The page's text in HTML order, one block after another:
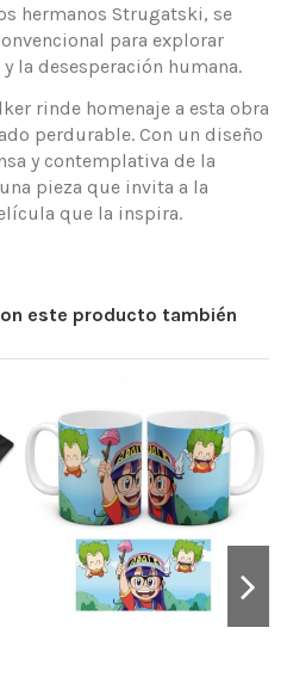
hermanos Strugatski, se
para explorar
la desesperación humana.
rinde homenaje a esta obra
perdurable. Con un diseño
y contemplativa de la
pieza que invita a la
que la inspira.
este producto también